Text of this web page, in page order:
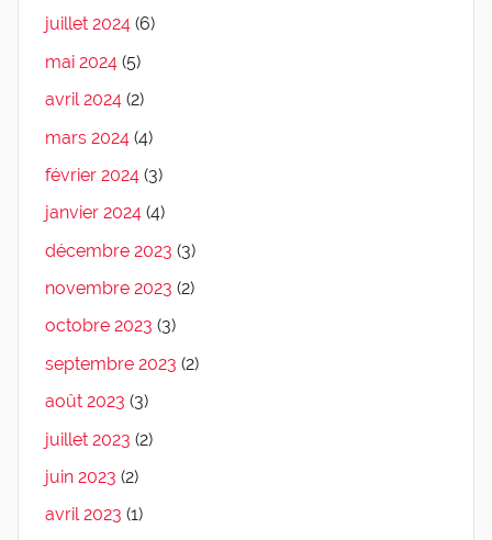
juillet 2024 (6)
mai 2024 (5)
avril 2024 (2)
mars 2024 (4)
février 2024 (3)
janvier 2024 (4)
décembre 2023 (3)
novembre 2023 (2)
octobre 2023 (3)
septembre 2023 (2)
août 2023 (3)
juillet 2023 (2)
juin 2023 (2)
avril 2023 (1)